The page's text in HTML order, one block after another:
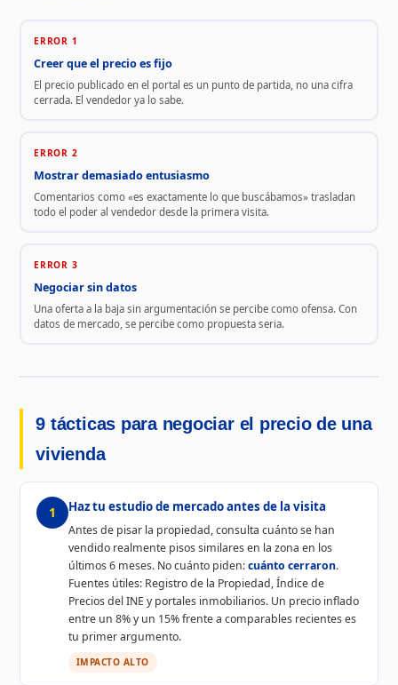
ERROR 1
Creer que el precio es fijo
El precio publicado en el portal es un punto de partida, no una cifra
cerrada. El vendedor ya lo sabe.
ERROR 2
Mostrar demasiado entusiasmo
Comentarios como «es exactamente lo que buscábamos» trasladan
todo el poder al vendedor desde la primera visita.
ERROR 3
Negociar sin datos
Una oferta a la baja sin argumentación se percibe como ofensa. Con
datos de mercado, se percibe como propuesta seria.
9 tácticas para negociar el precio de una
vivienda
1 Haz tu estudio de mercado antes de la visita
Antes de pisar la propiedad, consulta cuánto se han
vendido realmente pisos similares en la zona en los
últimos 6 meses. No cuánto piden:cuánto cerraron.
Fuentes útiles: Registro de la Propiedad, Índice de
Precios del INE y portales inmobiliarios. Un precio inflado
entre un 8% y un 15% frente a comparables recientes es
tu primer argumento.
IMPACTO ALTO